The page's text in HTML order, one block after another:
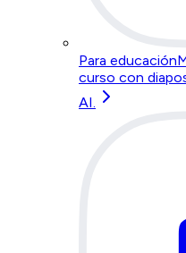
Para educación
curso con
AI.